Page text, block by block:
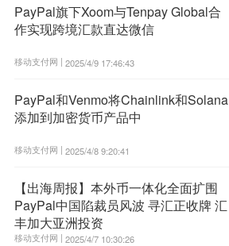
PayPal旗下Xoom与Tenpay Global合
作实现跨境汇款直达微信
移动支付网 | 2025/4/9 17:46:43
PayPal和Venmo将Chainlink和Solana
添加到加密货币产品中
移动支付网 | 2025/4/8 9:20:41
【出海周报】本外币一体化全面扩围
PayPal中国陷裁员风波 寻汇正收牌 汇
丰加大亚洲投资
移动支付网 | 2025/4/7 10:30:26